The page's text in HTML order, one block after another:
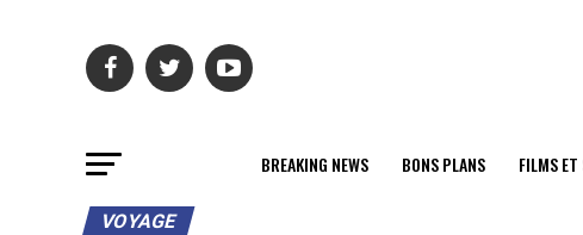
BREAKING NEWS BONS PLANS FILMS ET
VOYAGE